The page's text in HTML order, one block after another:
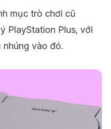
mục trò chơi cũ
PlayStation Plus, với
nhúng vào đó.